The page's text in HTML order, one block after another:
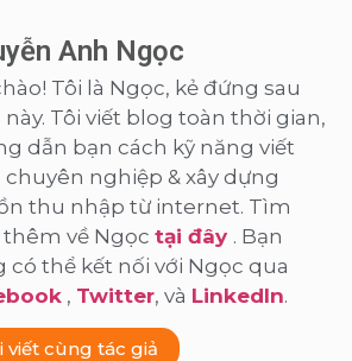
Anh Ngọc
Tôi là Ngọc, kẻ đứng sau
Tôi viết blog toàn thời gian,
dẫn bạn cách kỹ năng viết
chuyên nghiệp & xây dựng
thu nhập từ internet. Tìm
thêm về Ngọc tại đây . Bạn
có thể kết nối với Ngọc qua
, Twitter, và LinkedIn.
viết cùng tác giả